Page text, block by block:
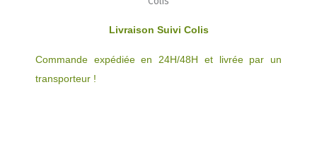
Livraison Suivi Colis
Commande expédiée en 24H/48H et livrée par un
transporteur !